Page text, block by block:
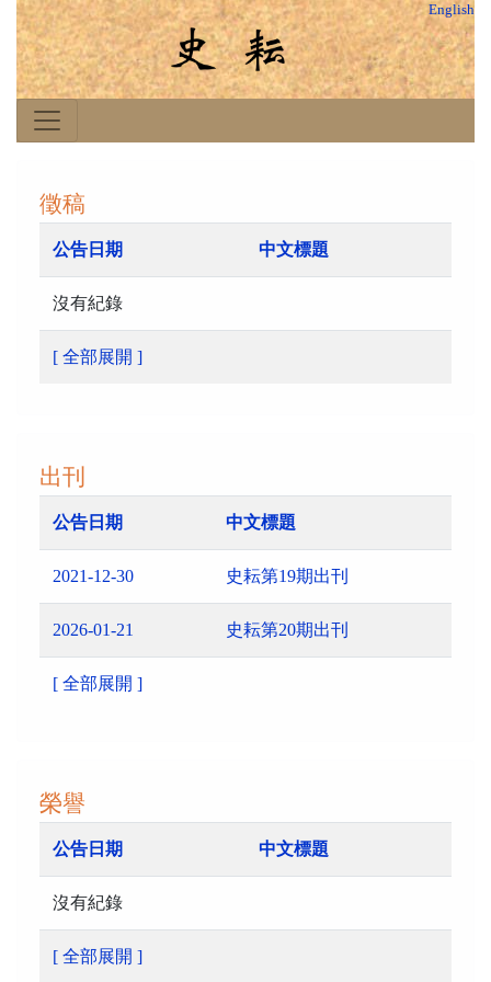
English
徵稿
公告日期 中文標題
沒有紀錄
[ 全部展開 ]
出刊
公告日期 中文標題
2021-12-30 史耘第19期出刊
2026-01-21 史耘第20期出刊
[ 全部展開 ]
榮譽
公告日期 中文標題
沒有紀錄
[ 全部展開 ]